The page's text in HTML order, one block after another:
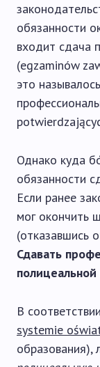
обязанности
входит сдача
(egzaminów
это
Однако куда
обязанности
Если ранее
мог окончить
(отказавшись
Сдавать
В
systemie
образования),